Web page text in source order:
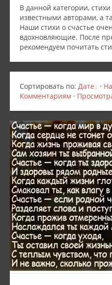
В данной категории,
известными авторами, а
Наши стихи о счастье
вдохновляющие. После
рекомендуем почитать
Сортировать по: Дате ·
Комментариям ·